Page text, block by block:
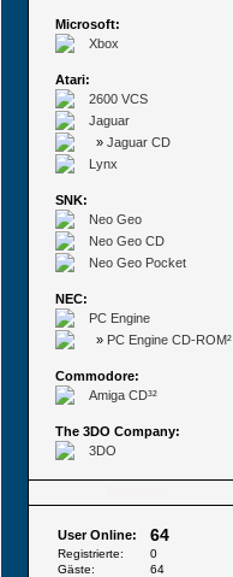
Microsoft:
Xbox
Atari:
2600 VCS
Jaguar
» Jaguar CD
Lynx
SNK:
Neo Geo
Neo Geo CD
Neo Geo Pocket
NEC:
PC Engine
» PC Engine CD-ROM²
Commodore:
Amiga CD³²
The 3DO Company:
3DO
User Online: 64
Registrierte:
0
Gäste:
64